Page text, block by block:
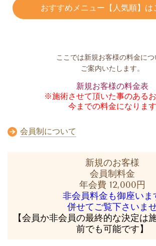
おすすめメニュー【人気順】は
ここでは新規お客様の料金につ
ご案内いたします。
新規お客様の料金表
※施術させて頂いた事のある
今までの料金になります
会員制について
新規のお客様
会員制料金
年会費 12,000円
非会員料金も御座いま
併せてご覧下さいま
【会員か非会員の最終的な決定は
前でも可能です】